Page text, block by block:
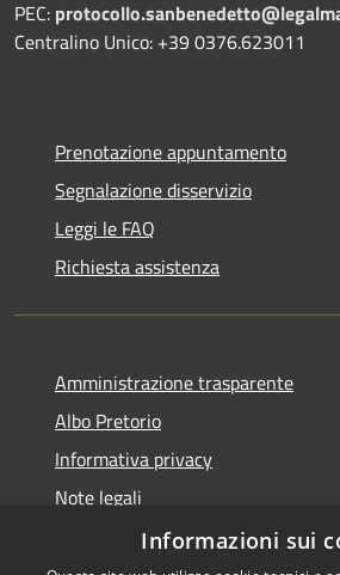
PEC:
Centralino Unico: +39 0376.623011
Prenotazione appuntamento
Segnalazione disservizio
Leggi le FAQ
Richiesta assistenza
Amministrazione trasparente
Albo Pretorio
Informativa privacy
Note legali
Dichiarazione di accessibilità
Informazioni sui